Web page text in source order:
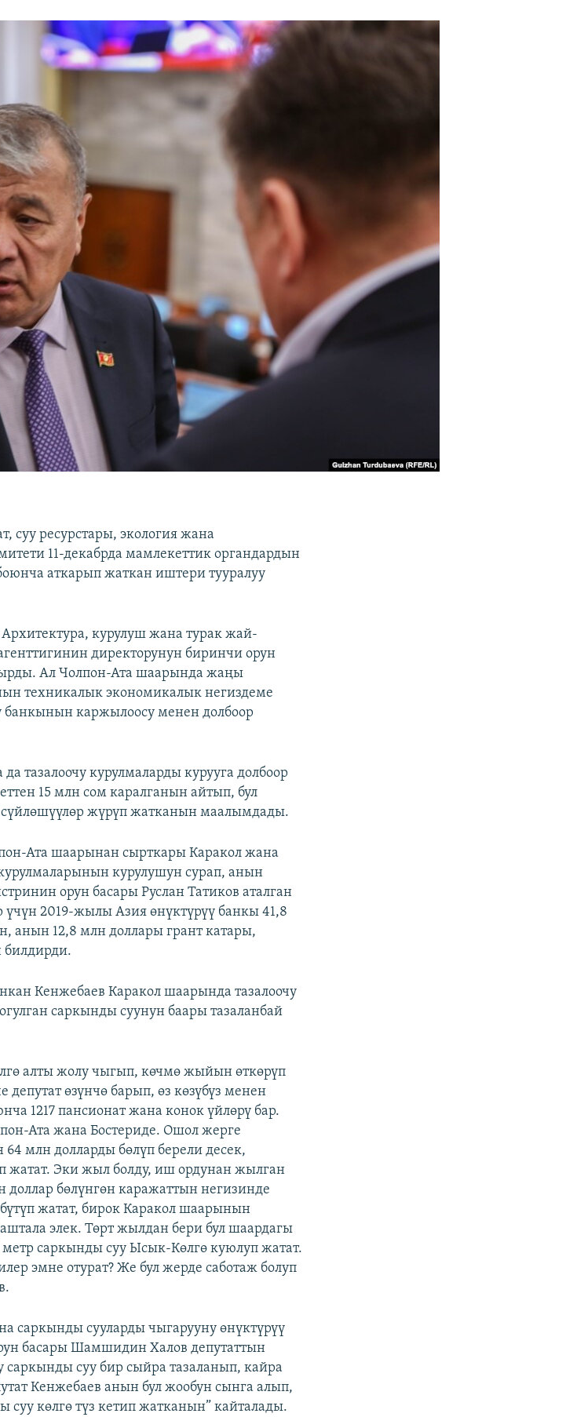
суу ресурстары, экология жана
11-декабрда мамлекеттик органдардын
аткарып жаткан иштери тууралуу
курулуш жана турак жай-
директорунун биринчи орун
Ал Чолпон-Ата шаарында жаңы
техникалык экономикалык негиздеме
банкынын каржылоосу менен долбоор
тазалоочу курулмаларды курууга долбоор
15 млн сом каралганын айтып, бул
жүрүп жатканын маалымдады.
Ата шаарынан сырткары Каракол жана
курулушун сурап, анын
орун басары Руслан Татиков аталган
үчүн 2019-жылы Азия өнүктүрүү банкы 41,8
анын 12,8 млн доллары грант катары,
билдирди.
Кенжебаев Каракол шаарында тазалоочу
саркынды суунун баары тазаланбай
алты жолу чыгып, көчмө жыйын өткөрүп
өзүнчө барып, өз көзүбүз менен
1217 пансионат жана конок үйлөрү бар.
Ата жана Бостериде. Ошол жерге
64 млн долларды бөлүп берели десек,
жатат. Эки жыл болду, иш ордунан жылган
бөлүнгөн каражаттын негизинде
жатат, бирок Каракол шаарынын
элек. Төрт жылдан бери бул шаардагы
саркынды суу Ысык-Көлгө куюлуп жатат.
эмне отурат? Же бул жерде саботаж болуп
саркынды сууларды чыгарууну өнүктүрүү
басары Шамшидин Халов депутаттын
саркынды суу бир сыйра тазаланып, кайра
Кенжебаев анын бул жообун сынга алып,
суу көлгө түз кетип жатканын” кайталады.